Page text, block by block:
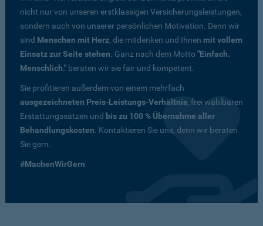
nicht nur von unseren erstklassigen Versicherungsleistungen,
sondern auch von unserer persönlichen Motivation. Denn wir
sind Menschen mit Herz, die mitdenken und Ihnen mit vollem
Einsatz zur Seite stehen. Ganz nach dem Motto"Einfach.
Menschlich." beraten wir sie fair und kompetent.
Sie profitieren außerdem von einem mehrfach
ausgezeichneten Preis-Leistungs-Verhältnis, frei wählbaren
Erstattungssätzen und bis zu 100 % Übernahme aller
Behandlungskosten. Kontaktieren Sie uns, denn wir beraten
Sie gern.
#MachenWirGern